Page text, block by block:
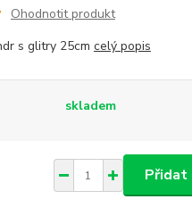
Ohodnotit produkt
s glitry 25cm celý popis
skladem
Přidat